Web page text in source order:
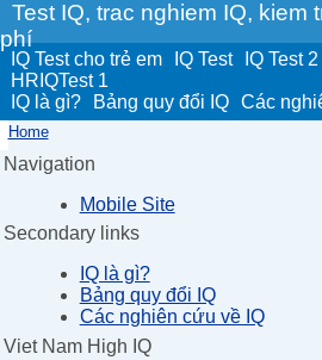
Test IQ, trac nghiem IQ, kiem
phí
IQ Test cho trẻ em IQ Test IQ Test 2
HRIQTest 1
IQ là gì?
Bảng quy đổi IQ Các
Home
Navigation
Mobile Site
Secondary links
IQ là gì?
Bảng quy đổi IQ
Các nghiên cứu về IQ
Viet Nam High IQ